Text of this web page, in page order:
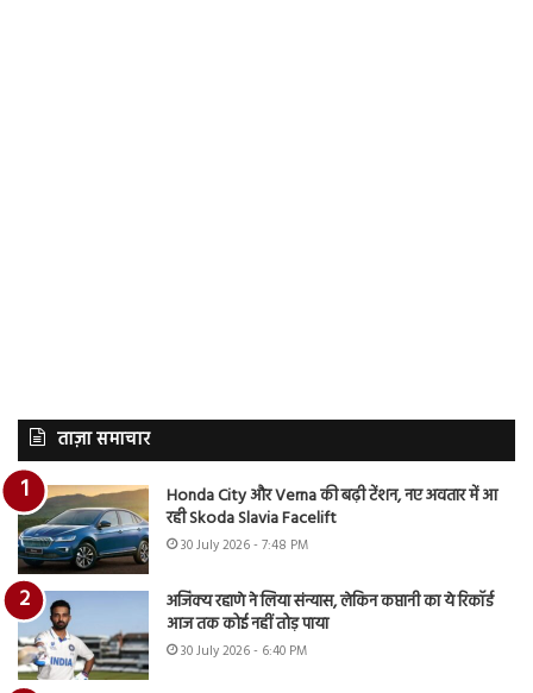
ताज़ा समाचार
Honda City और Verna की बढ़ी टेंशन, नए अवतार में आ
रही Skoda Slavia Facelift
30 July 2026 - 7:48 PM
अजिंक्य रहाणे ने लिया संन्यास, लेकिन कप्तानी का ये रिकॉर्ड
आज तक कोई नहीं तोड़ पाया
30 July 2026 - 6:40 PM